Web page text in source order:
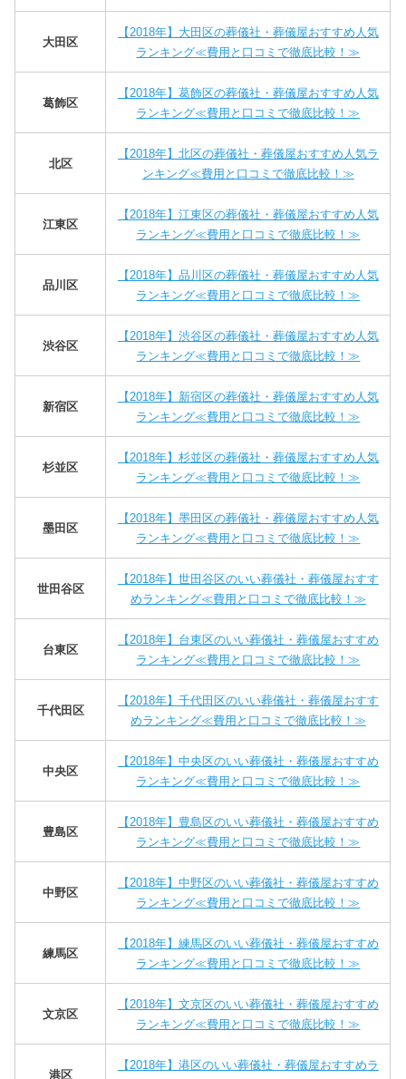
大田区
【2018年】大田区の葬儀社・葬儀屋おすすめ人気
ランキング≪費用と口コミで徹底比較！≫
葛飾区
【2018年】葛飾区の葬儀社・葬儀屋おすすめ人気
ランキング≪費用と口コミで徹底比較！≫
北区
【2018年】北区の葬儀社・葬儀屋おすすめ人気ラ
ンキング≪費用と口コミで徹底比較！≫
江東区
【2018年】江東区の葬儀社・葬儀屋おすすめ人気
ランキング≪費用と口コミで徹底比較！≫
品川区
【2018年】品川区の葬儀社・葬儀屋おすすめ人気
ランキング≪費用と口コミで徹底比較！≫
渋谷区
【2018年】渋谷区の葬儀社・葬儀屋おすすめ人気
ランキング≪費用と口コミで徹底比較！≫
新宿区
【2018年】新宿区の葬儀社・葬儀屋おすすめ人気
ランキング≪費用と口コミで徹底比較！≫
杉並区
【2018年】杉並区の葬儀社・葬儀屋おすすめ人気
ランキング≪費用と口コミで徹底比較！≫
墨田区
【2018年】墨田区の葬儀社・葬儀屋おすすめ人気
ランキング≪費用と口コミで徹底比較！≫
世田谷区
【2018年】世田谷区のいい葬儀社・葬儀屋おすす
めランキング≪費用と口コミで徹底比較！≫
台東区
【2018年】台東区のいい葬儀社・葬儀屋おすすめ
ランキング≪費用と口コミで徹底比較！≫
千代田区
【2018年】千代田区のいい葬儀社・葬儀屋おすす
めランキング≪費用と口コミで徹底比較！≫
中央区
【2018年】中央区のいい葬儀社・葬儀屋おすすめ
ランキング≪費用と口コミで徹底比較！≫
豊島区
【2018年】豊島区のいい葬儀社・葬儀屋おすすめ
ランキング≪費用と口コミで徹底比較！≫
中野区
【2018年】中野区のいい葬儀社・葬儀屋おすすめ
ランキング≪費用と口コミで徹底比較！≫
練馬区
【2018年】練馬区のいい葬儀社・葬儀屋おすすめ
ランキング≪費用と口コミで徹底比較！≫
文京区
【2018年】文京区のいい葬儀社・葬儀屋おすすめ
ランキング≪費用と口コミで徹底比較！≫
港区
【2018年】港区のいい葬儀社・葬儀屋おすすめラ